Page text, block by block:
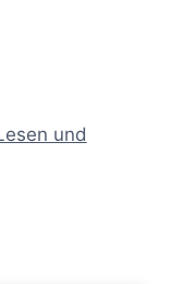
und